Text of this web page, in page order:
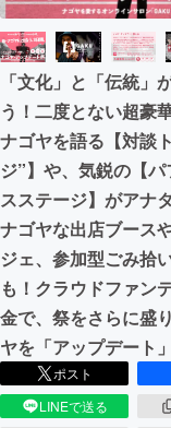
ビジネ
まちづ
CAMPFIRE
CAMPFIRE
「文化」と「伝統」
う！二度とない超豪
ナゴヤを語る【対談
ジ”】や、気鋭の【
スステージ】がアナ
ナゴヤな出店ブース
ジェ、参加型ごみ拾
も！クラウドファン
金で、祭をさらに盛
ヤを「アップデート
ポスト
LINEで送る